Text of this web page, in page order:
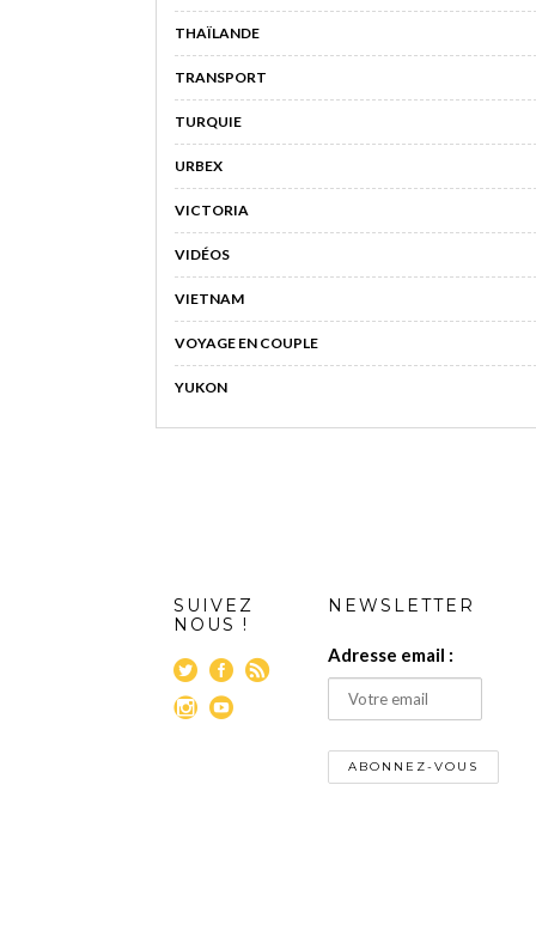
THAÏLANDE
TRANSPORT
TURQUIE
URBEX
VICTORIA
VIDÉOS
VIETNAM
VOYAGE EN COUPLE
YUKON
SUIVEZ
NOUS !
NEWSLETTER
Adresse email :